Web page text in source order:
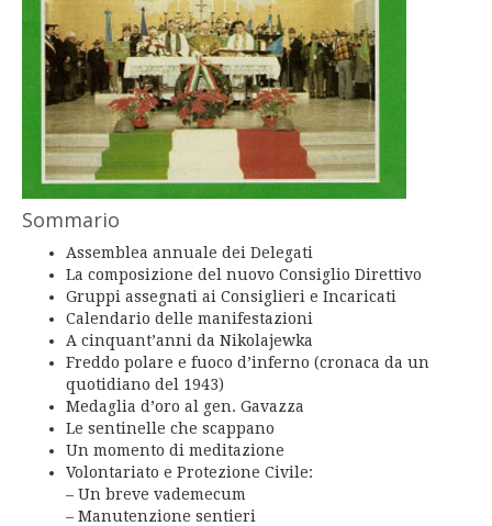
Sommario
Assemblea annuale dei Delegati
La composizione del nuovo Consiglio Direttivo
Gruppi assegnati ai Consiglieri e Incaricati
Calendario delle manifestazioni
A cinquant’anni da Nikolajewka
Freddo polare e fuoco d’inferno (cronaca da un
quotidiano del 1943)
Medaglia d’oro al gen. Gavazza
Le sentinelle che scappano
Un momento di meditazione
Volontariato e Protezione Civile:
– Un breve vademecum
– Manutenzione sentieri